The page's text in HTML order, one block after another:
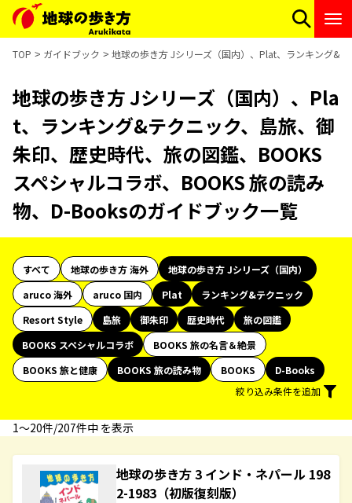
TOP ガイドブック 地球の歩き方 Jシリーズ（国内）、Plat、ランキング&
地球の歩き方 Jシリーズ（国内）、Pla
t、ランキング&テクニック、島旅、御
朱印、歴史時代、旅の図鑑、BOOKS
スペシャルコラボ、BOOKS 旅の読み
物、D-Booksのガイドブック一覧
すべて 地球の歩き方 海外
地球の歩き方 Jシリーズ（国内）
aruco 海外
aruco 国内 Plat
ランキング&テクニック
Resort Style
島旅 御朱印 歴史時代
旅の図鑑
BOOKS スペシャルコラボ
BOOKS 旅の名言＆絶景
BOOKS 旅と健康
BOOKS 旅の読み物 BOOKS
D-Books
絞り込み条件を追加
1〜20件/207件中 を表示
地球の歩き方 3 インド・ネパール 198
2-1983（初版復刻版）